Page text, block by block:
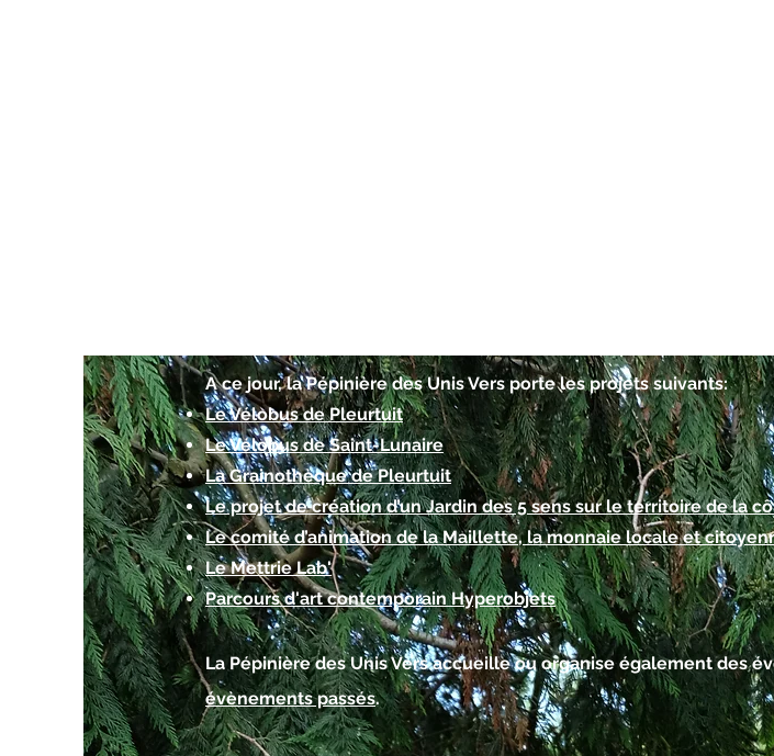
A ce jour, la Pépinière des Unis Vers porte les projets suivants:
Le Vélobus de Pleurtuit
Le Vélobus de Saint-Lunaire
La Grainothèque de Pleurtuit
Le projet de création d’un Jardin des 5 sens sur le territoire de la
Le comité d’animation de la Maillette, la monnaie locale et
Le Mettrie Lab'
Parcours d'art contemporain Hyperobjets
La Pépinière des Unis Vers accueille ou organise également des
évènements passés.